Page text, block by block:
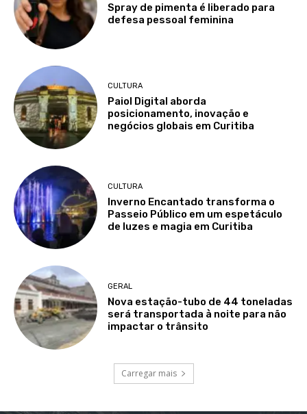
Spray de pimenta é liberado para
defesa pessoal feminina
CULTURA
Paiol Digital aborda
posicionamento, inovação e
negócios globais em Curitiba
CULTURA
Inverno Encantado transforma o
Passeio Público em um espetáculo
de luzes e magia em Curitiba
GERAL
Nova estação-tubo de 44 toneladas
será transportada à noite para não
impactar o trânsito
Carregar mais